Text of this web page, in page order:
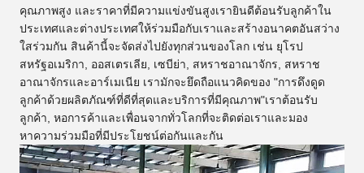
คุณภาพสูง และราคาที่มีความแข่งขันสูงเรายินดีต้อนรับลูกค้าใน
ประเทศและต่างประเทศให้ร่วมมือกับเราและสร้างอนาคตอันสว่าง
ใสร่วมกัน สินค้านี้จะจัดส่งไปยังทุกส่วนของโลก เช่น ยุโรป
สหรัฐอเมริกา, ออสเตรเลีย, เซบีย่า, สหราชอาณาจักร, สหราช
อาณาจักรและอาร์เมเนีย เรามักจะยึดถือแนวคิดของ "การดึงดูด
ลูกค้าด้วยผลิตภัณฑ์ที่ดีที่สุดและบริการที่มีคุณภาพ"เราต้อนรับ
ลูกค้า, หอการค้าและเพื่อนจากทั่วโลกที่จะติดต่อเราและมอง
หาความร่วมมือที่มีประโยชน์ต่อกันและกัน